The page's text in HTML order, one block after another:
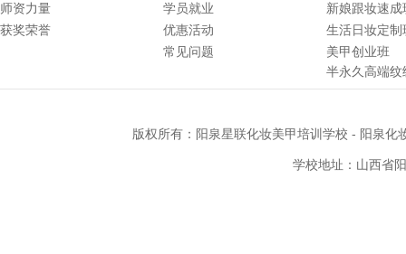
师资力量
学员就业
新娘跟妆速成
获奖荣誉
优惠活动
生活日妆定制
常见问题
美甲创业班
半永久高端纹
版权所有： 阳泉星联化妆美甲培训学校 - 阳泉化
学校地址：山西省